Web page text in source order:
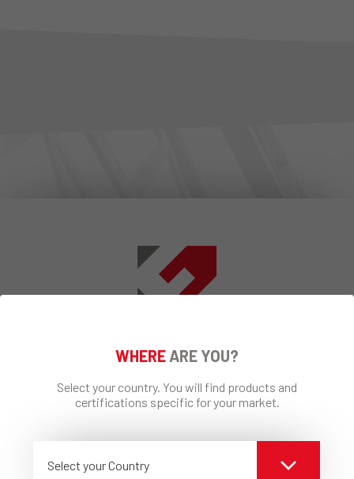
RESTA AGGIORNATOSEMPRE
Iscriviti alla nostra newsletter per restare
aggiornato sulle avanguardie tecnologiche in tema
WHERE ARE YOU?
Select your country. You will find products and
certifications specific for your market.
Select your Country